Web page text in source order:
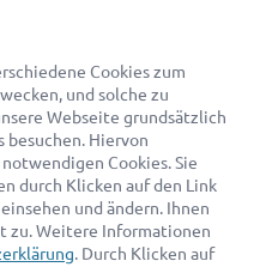
passenden Rechtsanwalt finden
Cookies zum
und solche zu
Webseite grundsätzlich
besuchen. Hiervon
Cookies. Sie
durch Klicken auf den Link
und ändern. Ihnen
zu. Weitere Informationen
. Durch Klicken auf